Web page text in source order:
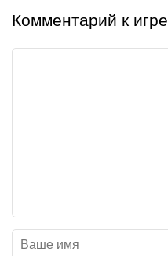
Комментарий к игре